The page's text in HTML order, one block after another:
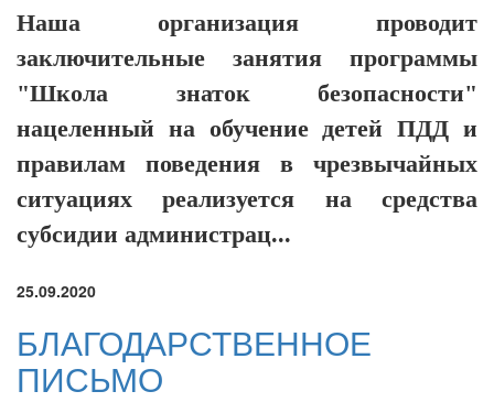
Наша организация проводит
заключительные занятия программы
"Школа знаток безопасности"
нацеленный на обучениедетей ПДД и
правилам поведения в чрезвычайных
ситуациях реализуется на средства
субсидии администрац...
25.09.2020
БЛАГОДАРСТВЕННОЕ
ПИСЬМО